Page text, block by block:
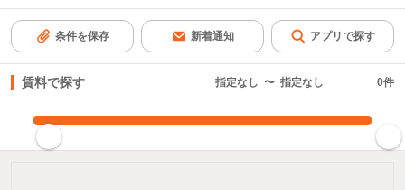
条件を保存 新着通知 アプリで探す
賃料で探す 指定なし 〜 指定なし 0件